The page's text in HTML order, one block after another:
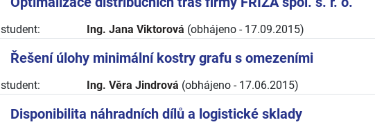
student: Ing. Jana Viktorová (obhájeno - 17.09.2015)
Řešení úlohy minimální kostry grafu s omezeními
student: Ing. Věra Jindrová (obhájeno - 17.06.2015)
Disponibilita náhradních dílů a logistické sklady